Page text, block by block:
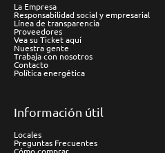
La Empresa
Responsabilidad social y empresarial
Línea de transparencia
Proveedores
Vea su Ticket aquí
Nuestra gente
Trabaja con nosotros
Contacto
Política energética
Información útil
Locales
Preguntas Frecuentes